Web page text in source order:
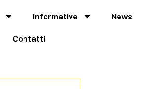
Informative News
Contatti